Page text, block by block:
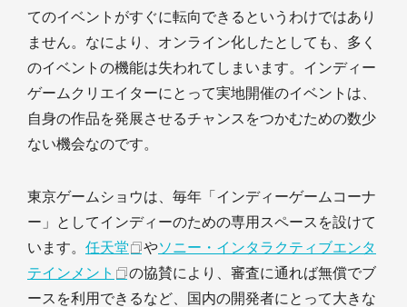
てのイベントがすぐに転向できるというわけではあり
ません。なにより、オンライン化したとしても、多く
のイベントの機能は失われてしまいます。インディー
ゲームクリエイターにとって実地開催のイベントは、
自身の作品を発展させるチャンスをつかむための数少
ない機会なのです。
東京ゲームショウは、毎年「インディーゲームコーナ
ー」としてインディーのための専用スペースを設けて
います。 任天堂 やソニー・インタラクティブエンタ
テインメント
の協賛により、審査に通れば無償でブ
ースを利用できるなど、国内の開発者にとって大きな